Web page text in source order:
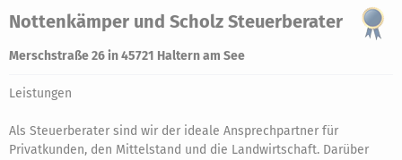
Nottenkämper und Scholz Steuerberater
Merschstraße 26 in 45721 Haltern am See
Leistungen
Als Steuerberater sind wir der ideale Ansprechpartner für
Privatkunden, den Mittelstand und die Landwirtschaft. Darüber